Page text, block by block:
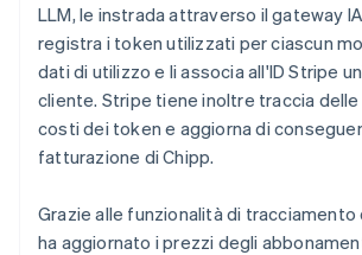
LLM, le instrada attraverso il gateway
registra i token utilizzati per ciascun
dati di utilizzo e li associa all'ID Stripe
cliente. Stripe tiene inoltre traccia delle
costi dei token e aggiorna di
fatturazione di Chipp.
Grazie alle funzionalità di tracciamento
ha aggiornato i prezzi degli